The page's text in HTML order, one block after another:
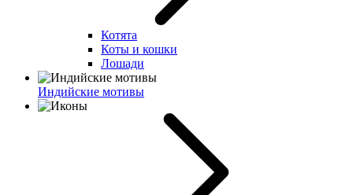
Котята
Коты и кошки
Лошади
Индийские мотивы